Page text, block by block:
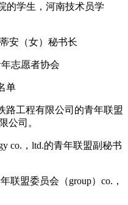
的学生，河南技术员学
安（女）秘书长
志愿者协会
单
路工程有限公司的青年联盟
公司。
co.，ltd.的青年联盟副秘书
联盟委员会（group）co.，